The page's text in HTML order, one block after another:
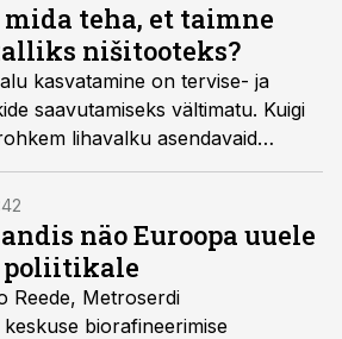
mida teha, et taimne
nišitooteks?
kasvatamine on tervise- ja
saavutamiseks vältimatu. Kuigi
lihavalku asendavaid
paljudele veel nišitooteks. Et
tavapäraseks, tuleb muuta ka
süsteeme, kirjutab
keskuse
juht Kaupo Reede.
näo Euroopa uuele
poliitikale
Reede, Metroserdi
biorafineerimise